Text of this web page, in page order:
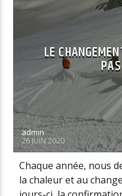
LE
admin
26 JUIN 2020
Chaque année, nous
la chaleur et au